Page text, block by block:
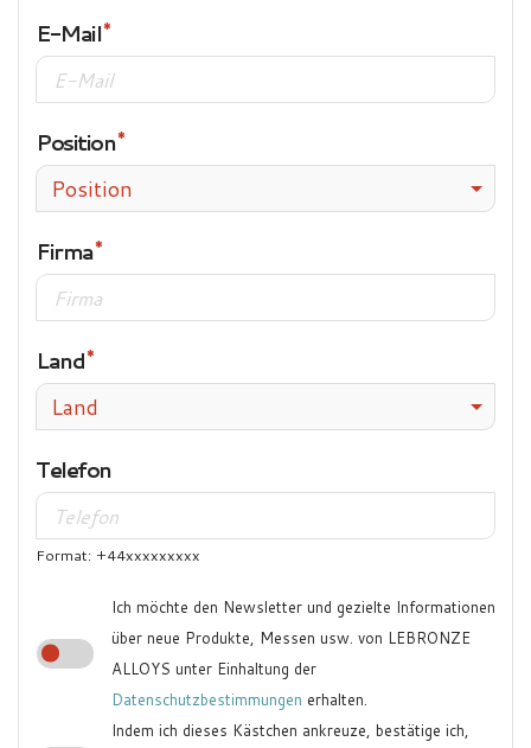
E-Mail
Position
Position
Firma
Land
Land
Telefon
Format: +44xxxxxxxxx
Ich möchte den Newsletter und gezielte Informationen
über neue Produkte, Messen usw. von LEBRONZE
ALLOYS unter Einhaltung der
Datenschutzbestimmungen erhalten.
Indem ich dieses Kästchen ankreuze, bestätige ich,